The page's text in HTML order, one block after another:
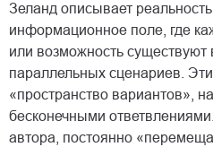
Зеланд описывает
информационное поле, где
или возможность
параллельных сценариев.
«пространство вариантов»,
бесконечными
автора, постоянно